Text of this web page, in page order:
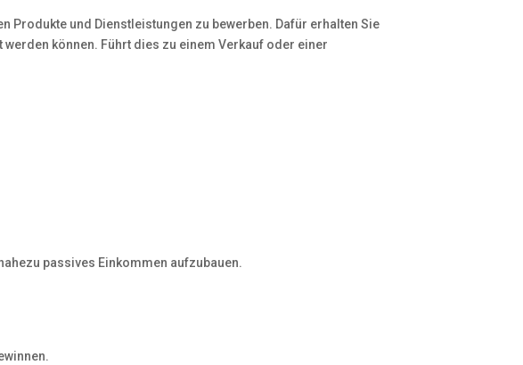
Produkte und Dienstleistungen zu bewerben. Dafür erhalten Sie
können. Führt dies zu einem Verkauf oder einer
passives Einkommen aufzubauen.